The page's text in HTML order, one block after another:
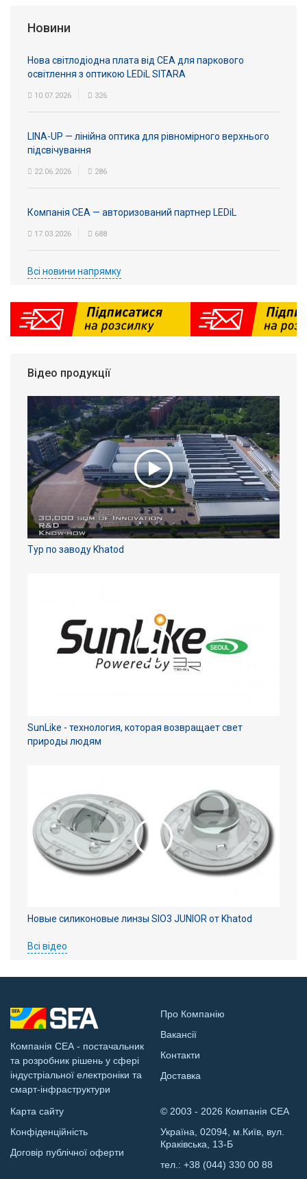
Новини
Нова світлодіодна плата від СЕА для паркового
освітлення з оптикою LEDiL SITARA
10.07.2026 326
LINA-UP — лінійна оптика для рівномірного верхнього
підсвічування
22.06.2026 286
Компанія СЕА — авторизований партнер LEDiL
17.03.2026 688
Всі новини напрямку
Відео продукції
Тур по заводу Khatod
SunLike - технология, которая возвращает свет
природы людям
Новые силиконовые линзы SIO3 JUNIOR от Khatod
Всі відео
Компанія СЕА - постачальник
та розробник рішень у сфері
індустріальної електроніки та
смарт-інфраструктури
Про Компанію
Вакансії
Контакти
Доставка
Карта сайту
Конфіденційність
Договір публічної оферти
© 2003 - 2026 Компанія СЕА
Україна, 02094, м.Київ, вул.
Краківська, 13-Б
тел.: +38 (044) 330 00 88